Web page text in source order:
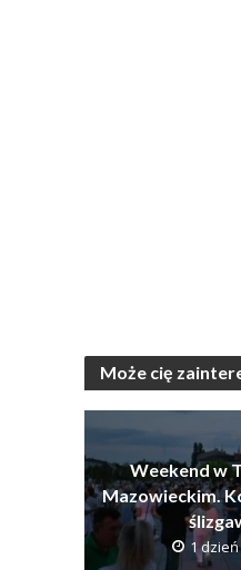
Może cię
Weekend w
Mazowieckim.
1